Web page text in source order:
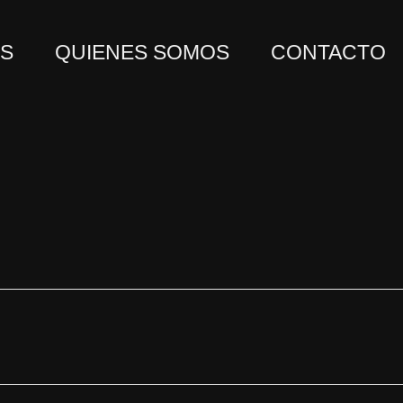
QUIENES SOMOS CONTACTO